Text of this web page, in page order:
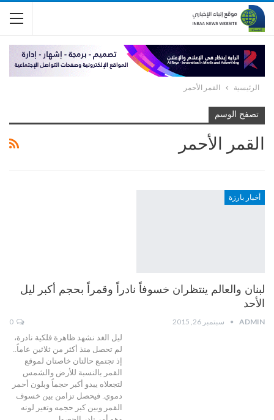
الرئيسية القمر الأحمر
تصفح الوسم
القمر الأحمر
أخبار بارزة
لبنان والعالم ينتظران خسوفاً نادراً وقمراً بحجم أكبر ليل
الأحد
ADMIN سبتمبر 26, 2015
ليل الغد نشهد ظاهرة فلكية نادرة،
لم تحصل منذ أكثر من ثلاثين عاماً..
إذ تجتمع حالتان خاصتان لموقع
القمر بالنسبة للأرض والشمس
لتجعلاه يبدو أكبر حجماً وبلون أحمر
دموي. فيحصل تزامن بين خسوف
القمر وبين كبر حجمه وتغير لونه